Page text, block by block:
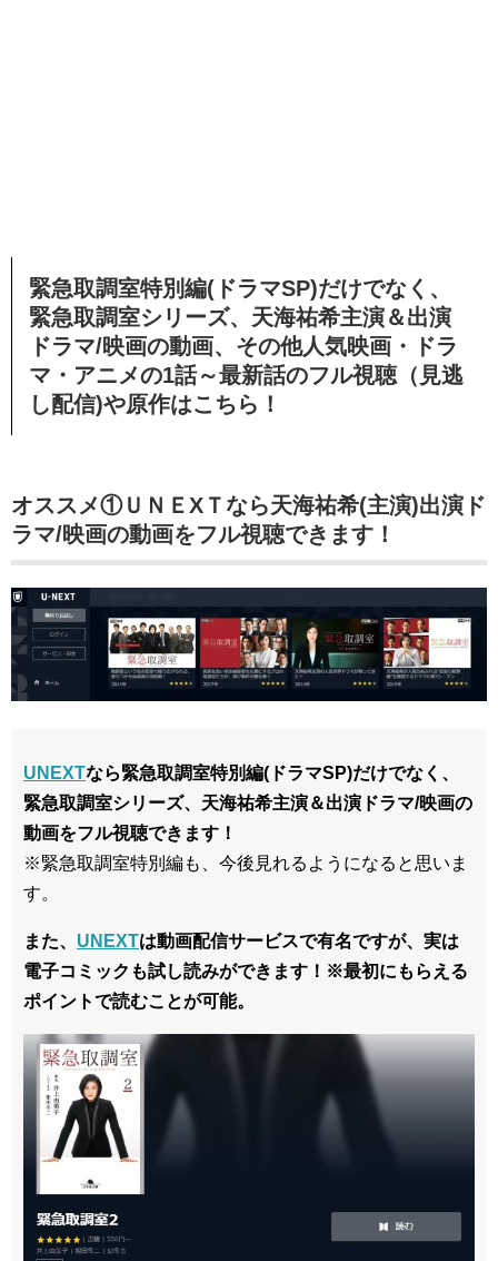
緊急取調室特別編(ドラマSP)だけでなく、
緊急取調室シリーズ、天海祐希主演＆出演
ドラマ/映画の動画、その他人気映画・ドラ
マ・アニメの1話～最新話のフル視聴（見逃
し配信)や原作はこちら！
オススメ①ＵＮＥXＴなら天海祐希(主演)出演ド
ラマ/映画の動画をフル視聴できます！
UNEXTなら緊急取調室特別編(ドラマSP)だけでなく、
緊急取調室シリーズ、天海祐希主演＆出演ドラマ/映画の
動画をフル視聴できます！
※緊急取調室特別編も、今後見れるようになると思いま
す。
また、 UNEXTは動画配信サービスで有名ですが、実は
電子コミックも試し読みができます！※最初にもらえる
ポイントで読むことが可能。